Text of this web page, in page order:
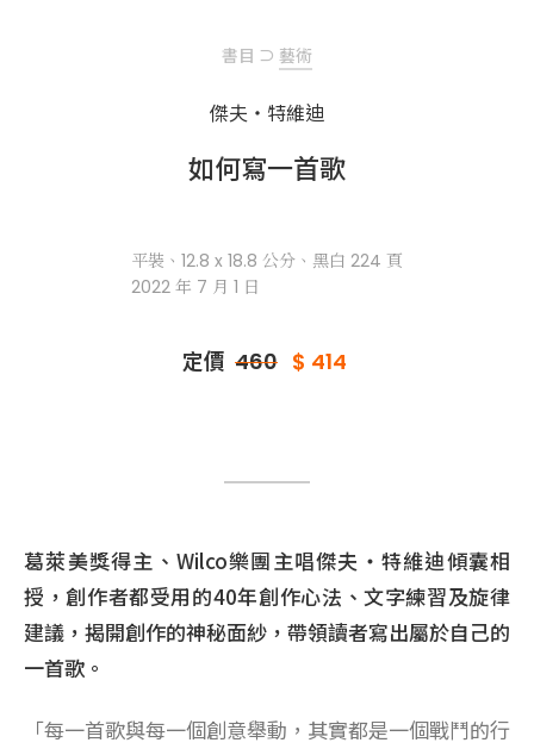
書目 ⊃ 藝術
傑夫・特維迪
如何寫一首歌
平裝、12.8 x 18.8 公分、黑白 224 頁
2022 年 7 月 1 日
定價 460 $ 414
葛萊美獎得主、Wilco樂團主唱傑夫・特維迪傾囊相
授，創作者都受用的40年創作心法、文字練習及旋律
建議，揭開創作的神秘面紗，帶領讀者寫出屬於自己的
一首歌。
「每一首歌與每一個創意舉動，其實都是一個戰鬥的行